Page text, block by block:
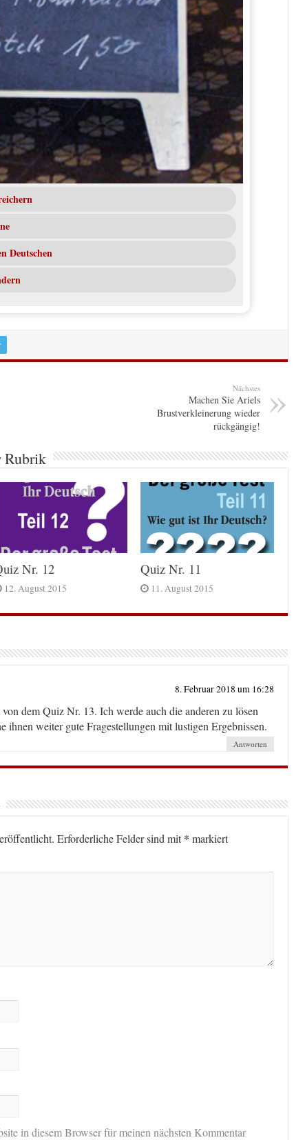
Deutschen
Nächstes
Machen Sie Ariels
Brustverkleinerung wieder
rückgängig!
Rubrik
Nr. 12
12. August 2015
Quiz Nr. 11
11. August 2015
8. Februar 2018 um 16:28
dem Quiz Nr. 13. Ich werde auch die anderen zu lösen
ihnen weiter gute Fragestellungen mit lustigen Ergebnissen.
Antworten
Erforderliche Felder sind mit* markiert
in diesem Browser für meinen nächsten Kommentar